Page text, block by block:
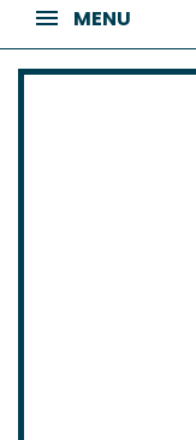
MENU